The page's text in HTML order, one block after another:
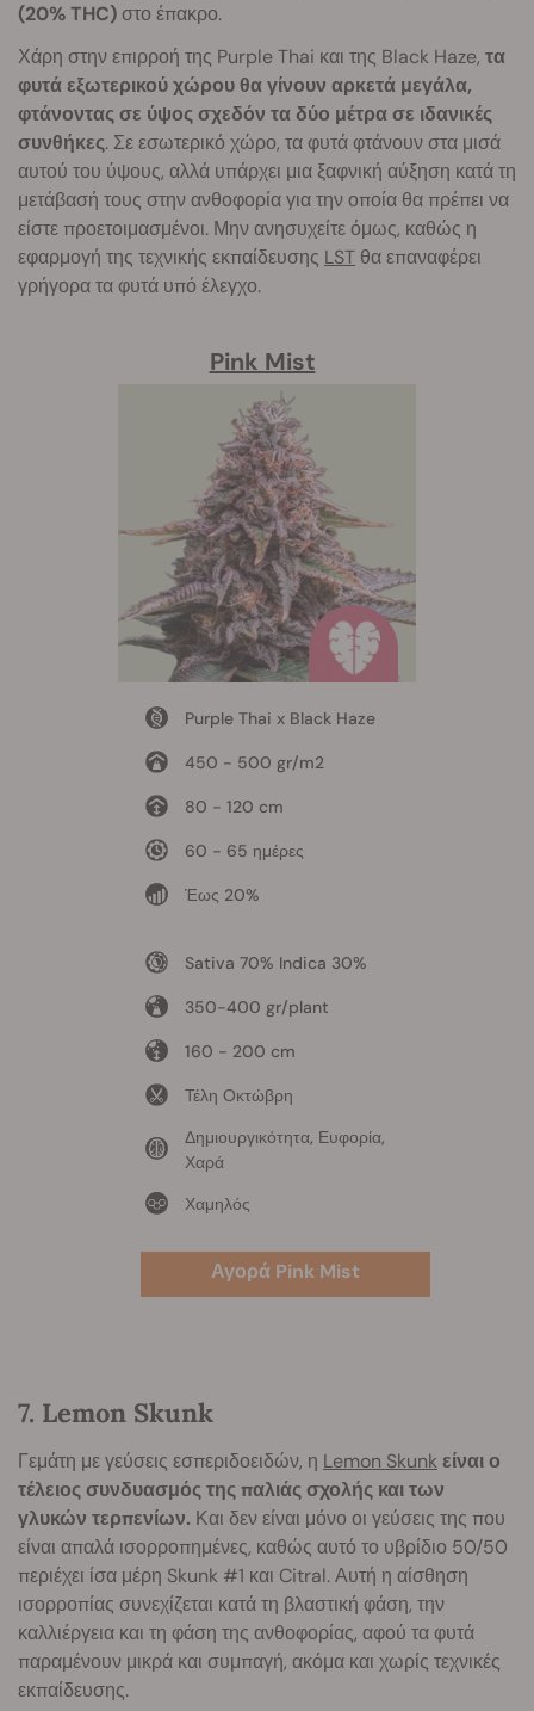
(20% THC)στο έπακρο.
Χάρη στην επιρροή της Purple Thai και της Black Haze, τα
φυτά εξωτερικού χώρου θα γίνουν αρκετά μεγάλα,
φτάνοντας σε ύψος σχεδόν τα δύο μέτρα σε ιδανικές
συνθήκες. Σε εσωτερικό χώρο, τα φυτά φτάνουν στα μισά
αυτού του ύψους, αλλά υπάρχει μια ξαφνική αύξηση κατά τη
μετάβασή τους στην ανθοφορία για την οποία θα πρέπει να
είστε προετοιμασμένοι. Μην ανησυχείτε όμως, καθώς η
εφαρμογή της τεχνικής εκπαίδευσης LST θα επαναφέρει
γρήγορα τα φυτά υπό έλεγχο.
Pink Mist
Purple Thai x Black Haze
450 - 500 gr/m2
80 - 120 cm
60 - 65 ημέρες
Έως 20%
Sativa 70% Indica 30%
350-400 gr/plant
160 - 200 cm
Τέλη Οκτώβρη
Δημιουργικότητα, Ευφορία,
Χαρά
Χαμηλός
Αγορά Pink Mist
7. Lemon Skunk
Γεμάτη με γεύσεις εσπεριδοειδών, η Lemon Skunkείναι ο
τέλειος συνδυασμός της παλιάς σχολής και των
γλυκών τερπενίων. Και δεν είναι μόνο οι γεύσεις της που
είναι απαλά ισορροπημένες, καθώς αυτό το υβρίδιο 50/50
περιέχει ίσα μέρη Skunk #1 και Citral. Αυτή η αίσθηση
ισορροπίας συνεχίζεται κατά τη βλαστική φάση, την
καλλιέργεια και τη φάση της ανθοφορίας, αφού τα φυτά
παραμένουν μικρά και συμπαγή, ακόμα και χωρίς τεχνικές
εκπαίδευσης.